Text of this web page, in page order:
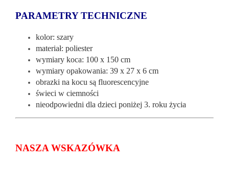
PARAMETRY TECHNICZNE
kolor: szary
materiał: poliester
wymiary koca: 100 x 150 cm
wymiary opakowania: 39 x 27 x 6 cm
obrazki na kocu są fluorescencyjne
świeci w ciemności
nieodpowiedni dla dzieci poniżej 3. roku życia
NASZA WSKAZÓWKA